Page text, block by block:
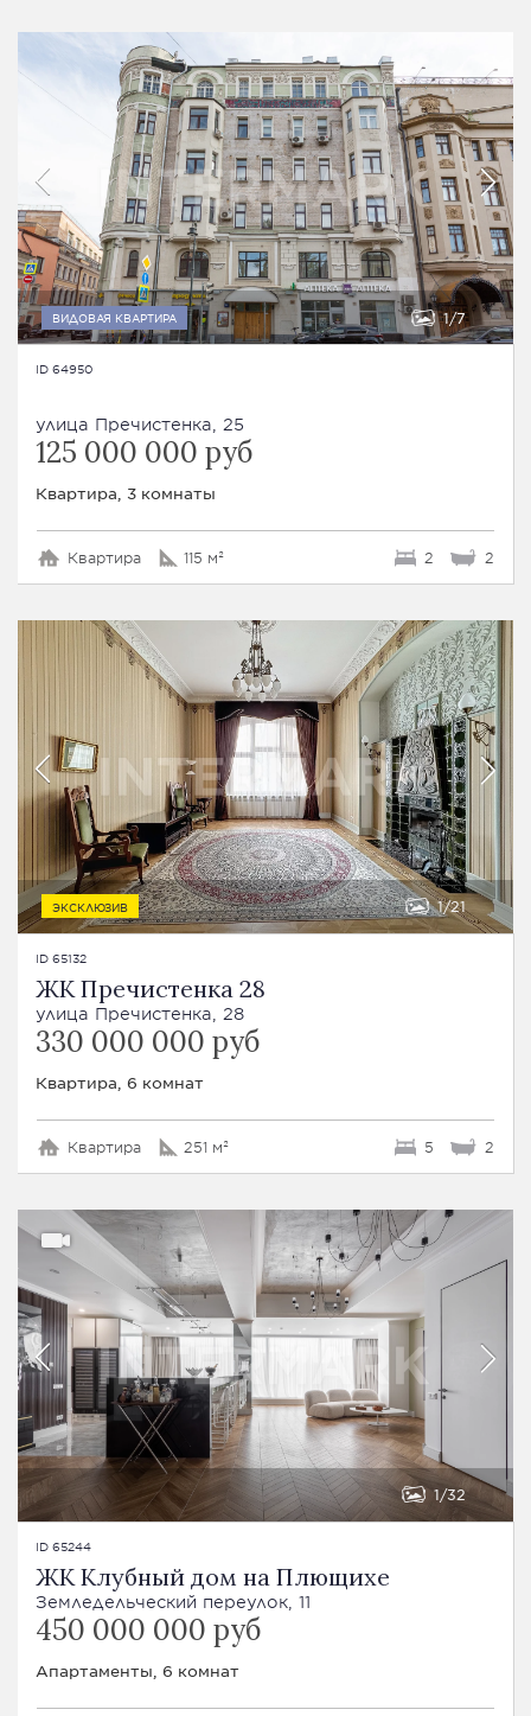
ВИДОВАЯ КВАРТИРА 1 7
ID 64950
улица Пречистенка, 25
125 000 000 руб
Квартира, 3 комнаты
Квартира 115 м² 2 2
ЭКСКЛЮЗИВ 1 21
ID 65132
ЖК Пречистенка 28
улица Пречистенка, 28
330 000 000 руб
Квартира, 6 комнат
Квартира 251 м² 5 2
1 32
ID 65244
ЖК Клубный дом на Плющихе
Земледельческий переулок, 11
450 000 000 руб
Апартаменты, 6 комнат